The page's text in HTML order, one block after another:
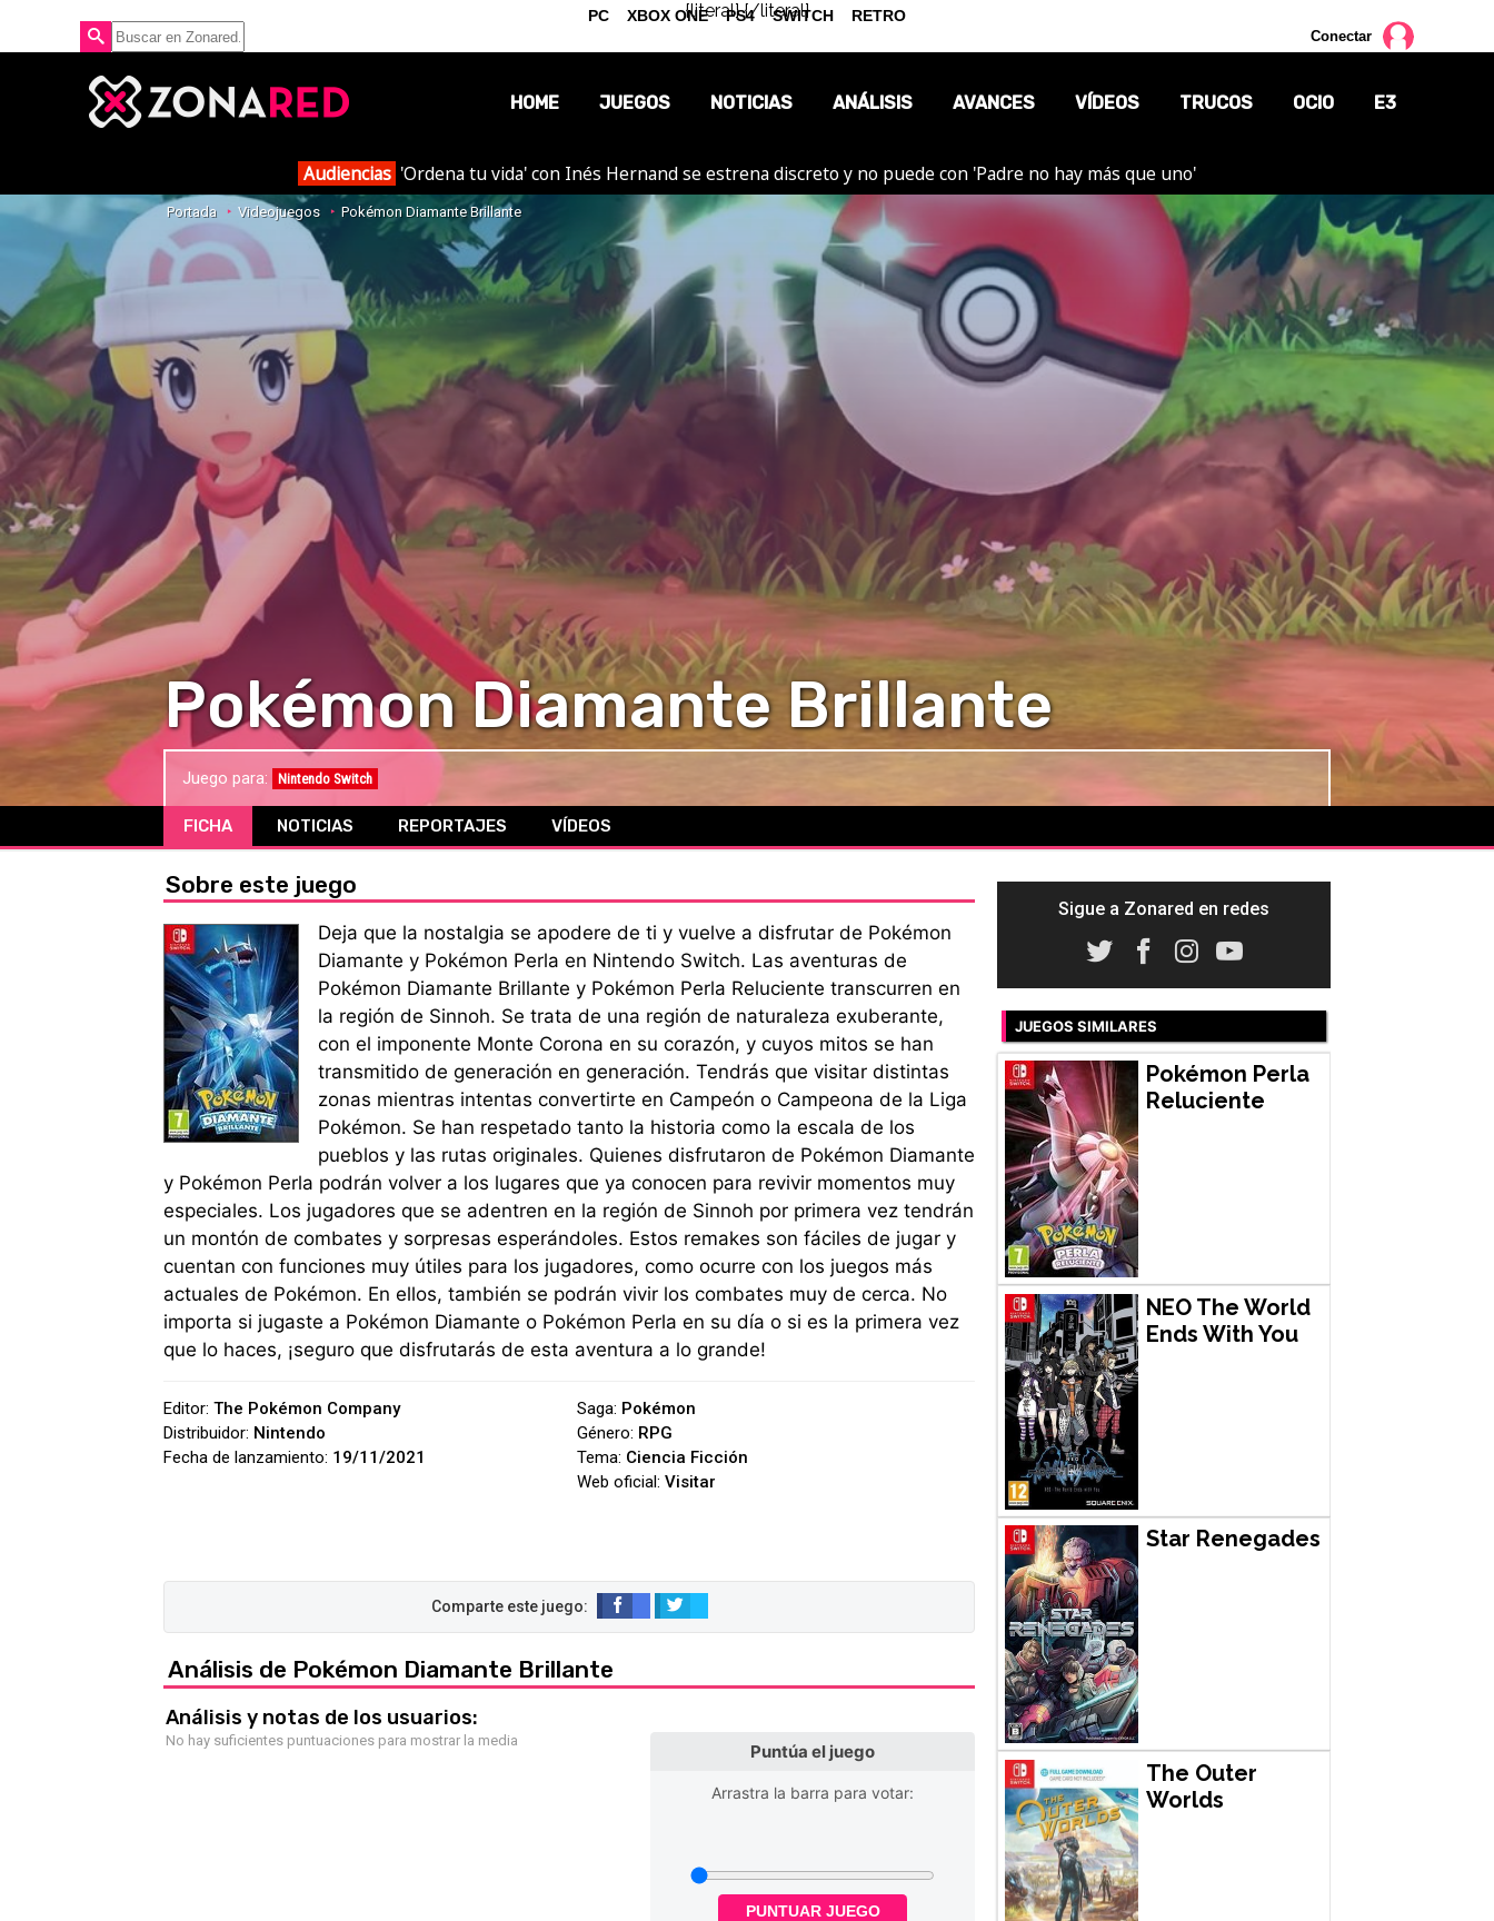
{literal}{/literal}
Conectar
HOME JUEGOS NOTICIAS
OPINIÓN
REPORTAJES
ANÁLISIS AVANCES VÍDEOS TRUCOS OCIO
TV
CÓMICS
MANGA
E3
Audiencias 'Ordena tu vida' con Inés Hernand se estrena discreto y no puede con 'Padre no hay más que uno'
Portada Videojuegos Pokémon Diamante Brillante
Pokémon Diamante Brillante
Juego para: Nintendo Switch
FICHA NOTICIAS REPORTAJES VÍDEOS
Sobre este juego
Deja que la nostalgia se apodere de ti y vuelve a disfrutar de Pokémon
Diamante y Pokémon Perla en Nintendo Switch. Las aventuras de
Pokémon Diamante Brillante y Pokémon Perla Reluciente transcurren en
la región de Sinnoh. Se trata de una región de naturaleza exuberante,
con el imponente Monte Corona en su corazón, y cuyos mitos se han
transmitido de generación en generación. Tendrás que visitar distintas
zonas mientras intentas convertirte en Campeón o Campeona de la Liga
Pokémon. Se han respetado tanto la historia como la escala de los
pueblos y las rutas originales. Quienes disfrutaron de Pokémon Diamante
y Pokémon Perla podrán volver a los lugares que ya conocen para revivir momentos muy
especiales. Los jugadores que se adentren en la región de Sinnoh por primera vez tendrán
un montón de combates y sorpresas esperándoles. Estos remakes son fáciles de jugar y
cuentan con funciones muy útiles para los jugadores, como ocurre con los juegos más
actuales de Pokémon. En ellos, también se podrán vivir los combates muy de cerca. No
importa si jugaste a Pokémon Diamante o Pokémon Perla en su día o si es la primera vez
que lo haces, ¡seguro que disfrutarás de esta aventura a lo grande!
Editor: The Pokémon Company
Distribuidor: Nintendo
Fecha de lanzamiento: 19/11/2021
Saga: Pokémon
Género: RPG
Tema: Ciencia Ficción
Web oficial:Visitar
Análisis de Pokémon Diamante Brillante
Análisis y notas de los usuarios:
No hay suficientes puntuaciones para mostrar la media
Puntúa el juego
Arrastra la barra para votar:
PUNTUAR JUEGO
Sigue a Zonared en redes
JUEGOS SIMILARES
Pokémon Perla
Reluciente
NEO The World
Ends With You
Star Renegades
The Outer
Worlds
PC XBOX ONE PS4 SWITCH RETRO